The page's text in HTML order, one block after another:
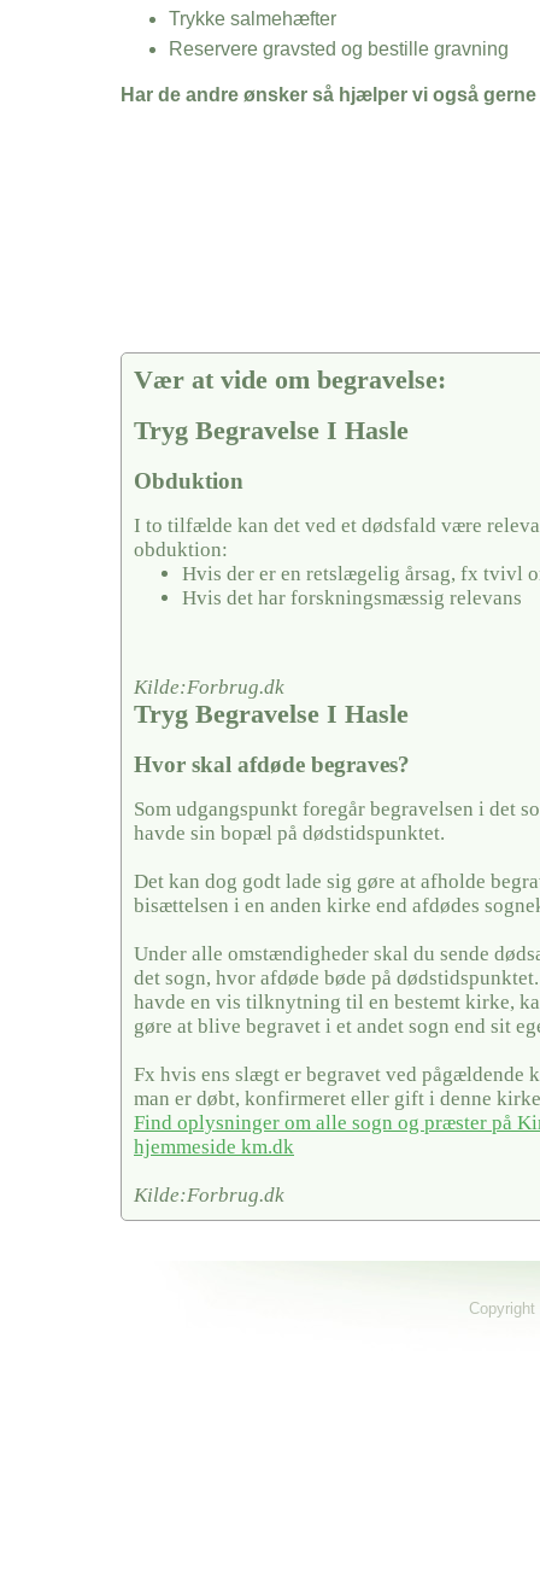
Trykke salmehæfter
Reservere gravsted og bestille gravning
Har de andre ønsker så hjælper vi også gerne
Vær at vide om begravelse:
Tryg Begravelse I Hasle
Obduktion
I to tilfælde kan det ved et dødsfald være
obduktion:
Hvis der er en retslægelig årsag, fx tvivl
Hvis det har forskningsmæssig relevans
Kilde:Forbrug.dk
Tryg Begravelse I Hasle
Hvor skal afdøde begraves?
Som udgangspunkt foregår begravelsen i det
havde sin bopæl på dødstidspunktet.
Det kan dog godt lade sig gøre at afholde
bisættelsen i en anden kirke end afdødes
Under alle omstændigheder skal du sende
det sogn, hvor afdøde bøde på
havde en vis tilknytning til en bestemt kirke,
gøre at blive begravet i et andet sogn end sit
Fx hvis ens slægt er begravet ved pågældende
man er døbt, konfirmeret eller gift i denne
Find oplysninger om alle sogn og præster på
hjemmeside km.dk
Kilde:Forbrug.dk